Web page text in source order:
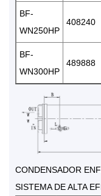
BF-
WN250HP
408240
BF-
WN300HP
489888
CONDENSADOR
SISTEMA DE ALTA